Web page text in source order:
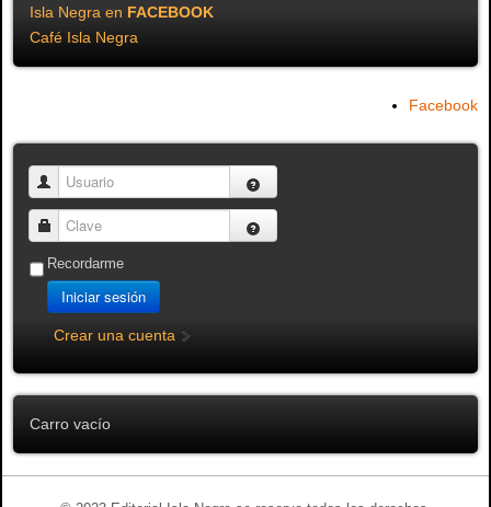
Isla Negra en FACEBOOK
Café Isla Negra
Facebook
Usuario
Clave
Recordarme
Iniciar sesión
Crear una cuenta
Carro vacío